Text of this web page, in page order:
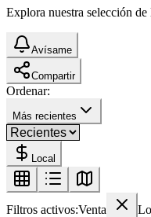
Explora nuestra selección
Avísame
Compartir
Ordenar:
Más recientes
Local
Filtros activos:Venta